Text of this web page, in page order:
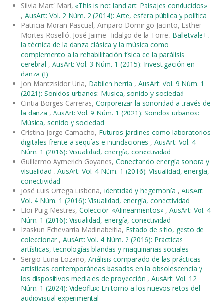
Silvia Martí Marí, «This is not land art_Paisajes conducidos»
, AusArt: Vol. 2 Núm. 2 (2014): Arte, esfera pública y política
Patricia Moran Pascual, Amparo Domingo Jacinto, Esther
Mortes Roselló, José Jaime Hidalgo de la Torre, Balletvale+,
la técnica de la danza clásica y la música como
complemento a la rehabilitación física de la parálisis
cerebral , AusArt: Vol. 3 Núm. 1 (2015): Investigación en
danza (I)
Jon Mantzisidor Uria, Dabilen herria , AusArt: Vol. 9 Núm. 1
(2021): Sonidos urbanos: Música, sonido y sociedad
Cintia Borges Carreras, Corporeizar la sonoridad a través de
la danza , AusArt: Vol. 9 Núm. 1 (2021): Sonidos urbanos:
Música, sonido y sociedad
Cristina Jorge Camacho, Futuros jardines como laboratorios
digitales frente a sequías e inundaciones , AusArt: Vol. 4
Núm. 1 (2016): Visualidad, energía, conectividad
Guillermo Aymerich Goyanes, Conectando energía sonora y
visualidad , AusArt: Vol. 4 Núm. 1 (2016): Visualidad, energía,
conectividad
José Luis Ortega Lisbona, Identidad y hegemonía , AusArt:
Vol. 4 Núm. 1 (2016): Visualidad, energía, conectividad
Eloi Puig Mestres, Colección «Alineamientos» , AusArt: Vol. 4
Núm. 1 (2016): Visualidad, energía, conectividad
Izaskun Echevarría Madinabeitia, Estado de sitio, gesto de
coleccionar , AusArt: Vol. 4 Núm. 2 (2016): Prácticas
artísticas, tecnologías blandas y maquinarias sociales
Sergio Luna Lozano, Análisis comparado de las prácticas
artísticas contemporáneas basadas en la obsolescencia y
los dispositivos mediales de proyección , AusArt: Vol. 12
Núm. 1 (2024): Videoflux: En torno a los nuevos retos del
audiovisual experimental